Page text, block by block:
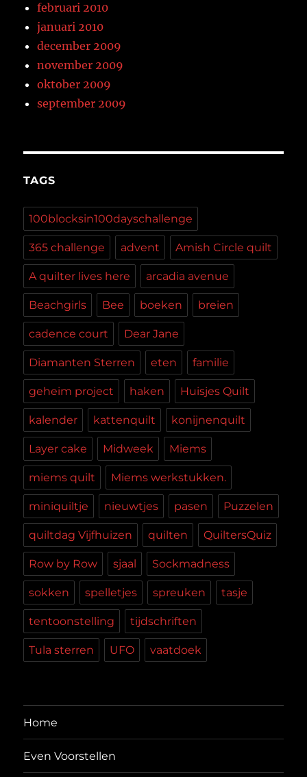
februari 2010
januari 2010
december 2009
november 2009
oktober 2009
september 2009
TAGS
100blocksin100dayschallenge
365 challenge advent Amish Circle quilt
A quilter lives here arcadia avenue
Beachgirls Bee boeken breien
cadence court Dear Jane
Diamanten Sterren eten familie
geheim project haken Huisjes Quilt
kalender kattenquilt konijnenquilt
Layer cake Midweek Miems
miems quilt Miems werkstukken.
miniquiltje nieuwtjes pasen Puzzelen
quiltdag Vijfhuizen quilten QuiltersQuiz
Row by Row sjaal Sockmadness
sokken spelletjes spreuken tasje
tentoonstelling tijdschriften
Tula sterren UFO vaatdoek
Home
Even Voorstellen